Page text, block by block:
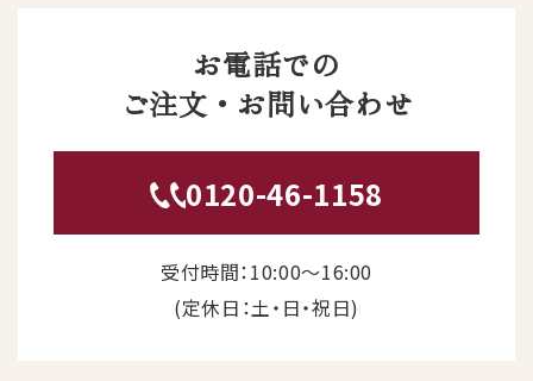
お電話での
ご注文・お問い合わせ
0120-46-1158
受付時間：10:00〜16:00
(定休日：土・日・祝日)